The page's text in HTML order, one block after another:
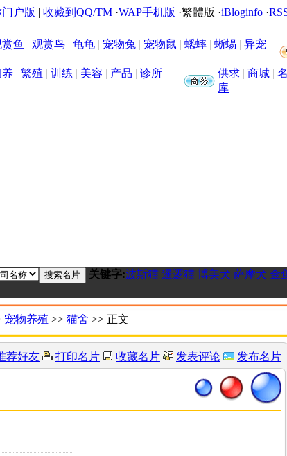
户版 | 收藏到QQ/TM ·WAP手机版 ·繁體版 ·iBloginfo ·
鱼 | 观赏鸟 | 龟龟 | 宠物兔 | 宠物鼠 | 蟋蟀 | 蜥蜴 | 异宠 |
养 | 繁殖 | 训练 | 美容 | 产品 | 诊所 |
供求 | 商城 |
库
关键字:波斯猫 暹逻猫 博美犬 萨摩犬 金
宠物养殖 >> 猫舍 >> 正文
荐好友 打印名片 收藏名片 发表评论 发布名片